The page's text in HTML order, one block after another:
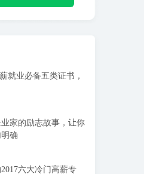
就业必备五类证书，
家的励志故事，让你
确
六大冷门高薪专